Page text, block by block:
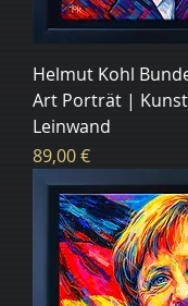
Helmut Kohl
Art Porträt |
Leinwand
Цена
89,00 €